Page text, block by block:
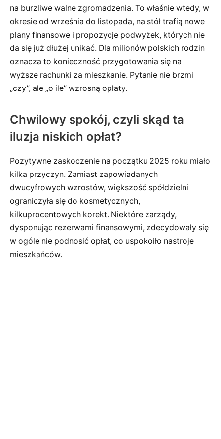
na burzliwe walne zgromadzenia. To właśnie wtedy, w
okresie od września do listopada, na stół trafią nowe
plany finansowe i propozycje podwyżek, których nie
da się już dłużej unikać. Dla milionów polskich rodzin
oznacza to konieczność przygotowania się na
wyższe rachunki za mieszkanie. Pytanie nie brzmi
„czy”, ale „o ile” wzrosną opłaty.
Chwilowy spokój, czyli skąd ta
iluzja niskich opłat?
Pozytywne zaskoczenie na początku 2025 roku miało
kilka przyczyn. Zamiast zapowiadanych
dwucyfrowych wzrostów, większość spółdzielni
ograniczyła się do kosmetycznych,
kilkuprocentowych korekt. Niektóre zarządy,
dysponując rezerwami finansowymi, zdecydowały się
w ogóle nie podnosić opłat, co uspokoiło nastroje
mieszkańców.